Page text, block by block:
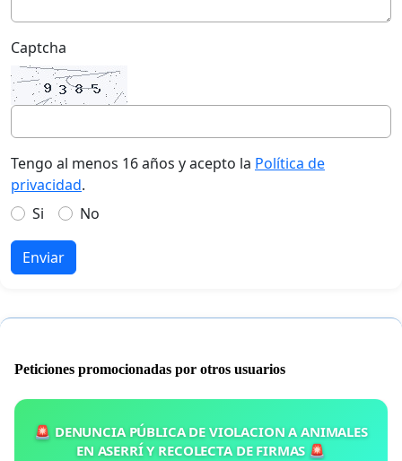
Captcha
Tengo al menos 16 años y acepto la Política de
privacidad.
Si
No
Enviar
Peticiones promocionadas por otros usuarios
🚨 DENUNCIA PÚBLICA DE VIOLACION A ANIMALES
EN ASERRÍ Y RECOLECTA DE FIRMAS 🚨